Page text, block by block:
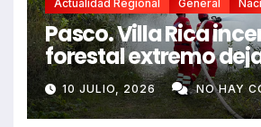
Actualidad Regional General
Pasco. Villa Rica
forestal extremo
fallecidos y heridos
10 JULIO, 2026 NO HAY